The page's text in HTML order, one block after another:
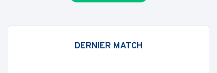
DERNIER MATCH